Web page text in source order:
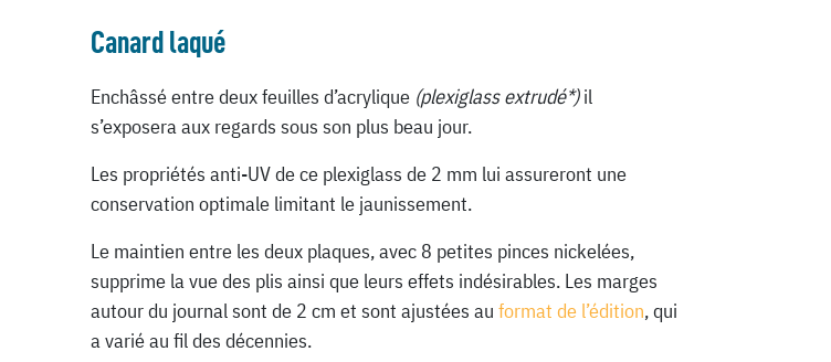
Canard laqué
Enchâssé entre deux feuilles d’acrylique (plexiglass extrudé*)il
s’exposera aux regards sous son plus beau jour.
Les propriétés anti-UV de ce plexiglass de 2 mm lui assureront une
conservation optimale limitant le jaunissement.
Le maintien entre les deux plaques, avec 8 petites pinces nickelées,
supprime la vue des plis ainsi que leurs effets indésirables. Les marges
autour du journal sont de 2 cm et sont ajustées au format de l’édition, qui
a varié au fil des décennies.